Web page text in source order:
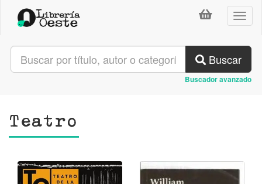
Buscar
Buscador avanzado
Teatro